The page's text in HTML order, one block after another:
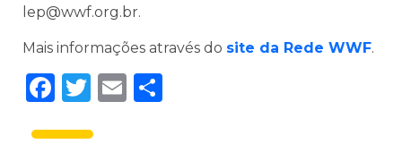
lep@wwf.org.br.
Mais informações através do site da Rede WWF.
Facebook
Twitter
Email